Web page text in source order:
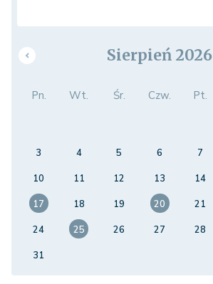
Sierpień 2026
Pn. Wt. Śr. Czw. Pt.
3
4 5 6 7
10
11 12 13 14
17
18 19 20 21
24
25 26 27 28
31